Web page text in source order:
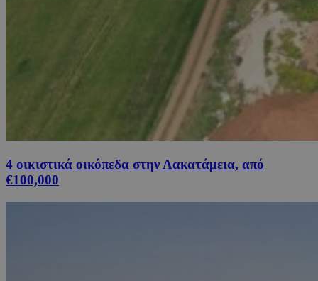
4 οικιστικά οικόπεδα στην Λακατάμεια, από
€100,000